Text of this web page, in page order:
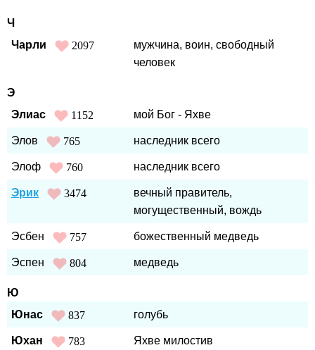
Ч
Чарли
2097
мужчина, воин, свободный
человек
Э
Элиас
1152 мой Бог - Яхве
Элов 765 наследник всего
Элоф 760 наследник всего
Эрик 3474
вечный правитель,
могущественный, вождь
Эсбен 757 божественный медведь
Эспен 804 медведь
Ю
Юнас
837 голубь
Юхан 783 Яхве милостив